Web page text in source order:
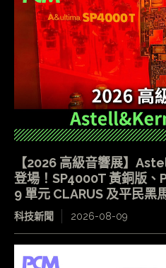
【2026 高級音響展】
登場！SP4000T 黃銅版、
9 單元 CLARUS 及平民黑
科技新聞 2026-08-09